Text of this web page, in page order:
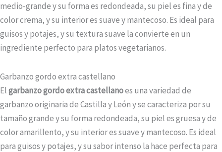
medio-grande y su forma es redondeada, su piel es fina y de
color crema, y su interior es suave y mantecoso. Es ideal para
guisos y potajes, y su textura suave la convierte en un
ingrediente perfecto para platos vegetarianos.
Garbanzo gordo extra castellano
Elgarbanzo gordo extra castellanoes una variedad de
garbanzo originaria de Castilla y León y se caracteriza por su
tamaño grande y su forma redondeada, su piel es gruesa y de
color amarillento, y su interior es suave y mantecoso. Es ideal
para guisos y potajes, y su sabor intenso la hace perfecta para